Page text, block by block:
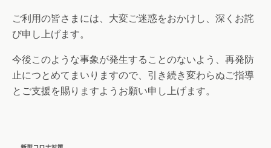
ご利用の皆さまには、大変ご迷惑をおかけし、深くお詫
び申し上げます。
今後このような事象が発生することのないよう、再発防
止につとめてまいりますので、引き続き変わらぬご指導
とご支援を賜りますようお願い申し上げます。